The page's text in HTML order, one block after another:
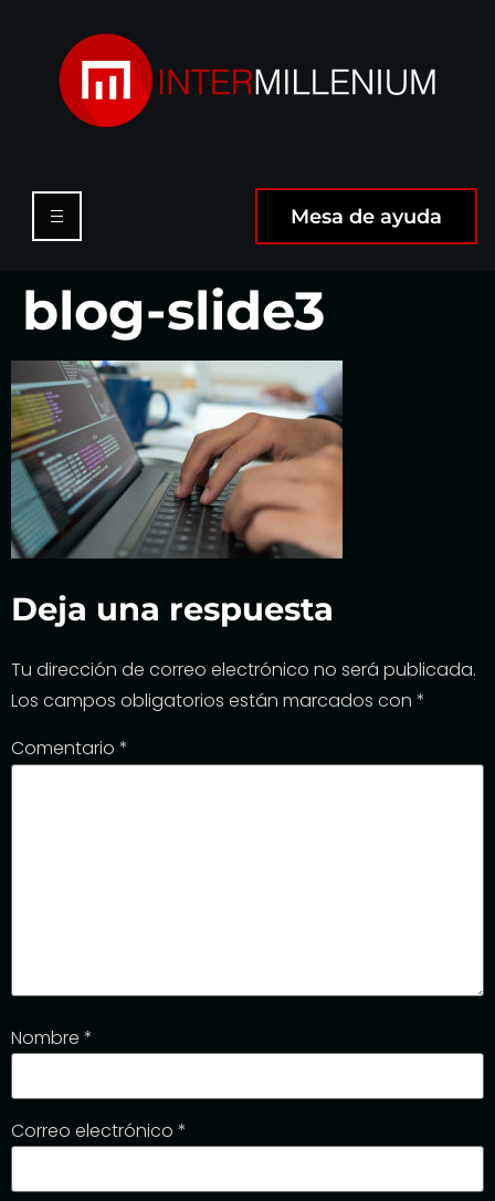
Mesa de ayuda
blog-slide3
Deja una respuesta
Tu dirección de correo electrónico no será publicada.
Los campos obligatorios están marcados con *
Comentario *
Nombre *
Correo electrónico *